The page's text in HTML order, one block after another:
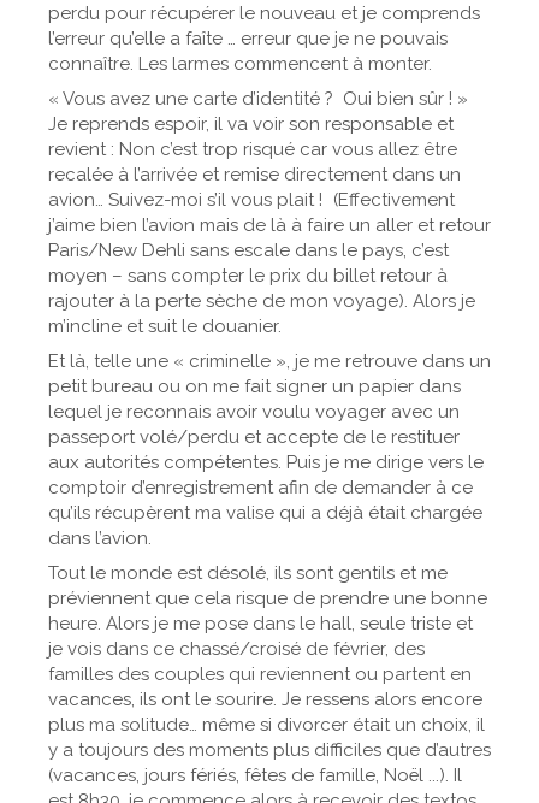
perdu pour récupérer le nouveau et je comprends
l’erreur qu’elle a faîte … erreur que je ne pouvais
connaître. Les larmes commencent à monter.
« Vous avez une carte d’identité ? Oui bien sûr ! »
Je reprends espoir, il va voir son responsable et
revient : Non c’est trop risqué car vous allez être
recalée à l’arrivée et remise directement dans un
avion… Suivez-moi s’il vous plait ! (Effectivement
j’aime bien l’avion mais de là à faire un aller et retour
Paris/New Dehli sans escale dans le pays, c’est
moyen – sans compter le prix du billet retour à
rajouter à la perte sèche de mon voyage). Alors je
m’incline et suit le douanier.
Et là, telle une « criminelle », je me retrouve dans un
petit bureau ou on me fait signer un papier dans
lequel je reconnais avoir voulu voyager avec un
passeport volé/perdu et accepte de le restituer
aux autorités compétentes. Puis je me dirige vers le
comptoir d’enregistrement afin de demander à ce
qu’ils récupèrent ma valise qui a déjà était chargée
dans l’avion.
Tout le monde est désolé, ils sont gentils et me
préviennent que cela risque de prendre une bonne
heure. Alors je me pose dans le hall, seule triste et
je vois dans ce chassé/croisé de février, des
familles des couples qui reviennent ou partent en
vacances, ils ont le sourire. Je ressens alors encore
plus ma solitude… même si divorcer était un choix, il
y a toujours des moments plus difficiles que d’autres
(vacances, jours fériés, fêtes de famille, Noël ...). Il